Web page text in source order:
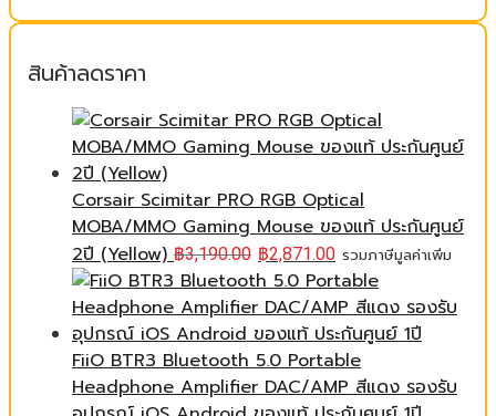
สินค้าลดราคา
Corsair Scimitar PRO RGB Optical
MOBA/MMO Gaming Mouse ของแท้ ประกันศูนย์
2ปี (Yellow) ฿3,190.00 ฿2,871.00 รวมภาษีมูลค่าเพิ่ม
FiiO BTR3 Bluetooth 5.0 Portable
Headphone Amplifier DAC/AMP สีแดง รองรับ